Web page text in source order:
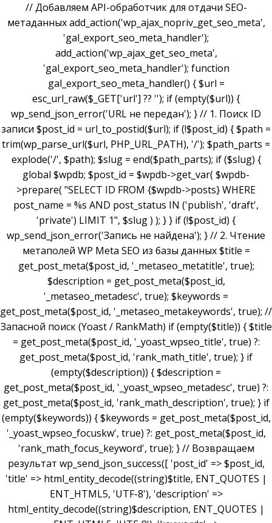
// Добавляем API-обработчик для отдачи SEO-
метаданных add_action('wp_ajax_nopriv_get_seo_meta',
'gal_export_seo_meta_handler');
add_action('wp_ajax_get_seo_meta',
'gal_export_seo_meta_handler'); function
gal_export_seo_meta_handler() { $url =
esc_url_raw($_GET['url'] ?? ''); if (empty($url)) {
wp_send_json_error('URL не передан'); } // 1. Поиск ID
записи $post_id = url_to_postid($url); if (!$post_id) { $path =
trim(wp_parse_url($url, PHP_URL_PATH), '/'); $path_parts =
explode('/', $path); $slug = end($path_parts); if ($slug) {
global $wpdb; $post_id = $wpdb->get_var( $wpdb-
>prepare( "SELECT ID FROM {$wpdb->posts} WHERE
post_name = %s AND post_status IN ('publish', 'draft',
'private') LIMIT 1", $slug ) ); } } if (!$post_id) {
wp_send_json_error('Запись не найдена'); } // 2. Чтение
метаполей WP Meta SEO из базы данных $title =
get_post_meta($post_id, '_metaseo_metatitle', true);
$description = get_post_meta($post_id,
'_metaseo_metadesc', true); $keywords =
get_post_meta($post_id, '_metaseo_metakeywords', true); //
Запасной поиск (Yoast / RankMath) if (empty($title)) { $title
= get_post_meta($post_id, '_yoast_wpseo_title', true) ?:
get_post_meta($post_id, 'rank_math_title', true); } if
(empty($description)) { $description =
get_post_meta($post_id, '_yoast_wpseo_metadesc', true) ?:
get_post_meta($post_id, 'rank_math_description', true); } if
(empty($keywords)) { $keywords = get_post_meta($post_id,
'_yoast_wpseo_focuskw', true) ?: get_post_meta($post_id,
'rank_math_focus_keyword', true); } // Возвращаем
результат wp_send_json_success([ 'post_id' => $post_id,
'title' => html_entity_decode((string)$title, ENT_QUOTES |
ENT_HTML5, 'UTF-8'), 'description' =>
html_entity_decode((string)$description, ENT_QUOTES |